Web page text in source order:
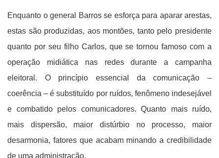
Enquanto o general Barros se esforça para aparar arestas,
estas são produzidas, aos montões, tanto pelo presidente
quanto por seu filho Carlos, que se tornou famoso com a
operação midiática nas redes durante a campanha
eleitoral. O princípio essencial da comunicação –
coerência – é substituído por ruídos, fenômeno indesejável
e combatido pelos comunicadores. Quanto mais ruído,
mais dispersão, maior distúrbio no processo, maior
desarmonia, fatores que acabam minando a credibilidade
de uma administração.